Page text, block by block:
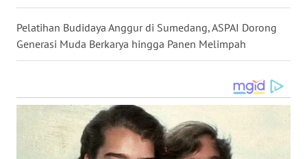
Pelatihan Budidaya Anggur di Sumedang, ASPAI Dorong
Generasi Muda Berkarya hingga Panen Melimpah
TAPANULI
SELATAN
WN
KARO